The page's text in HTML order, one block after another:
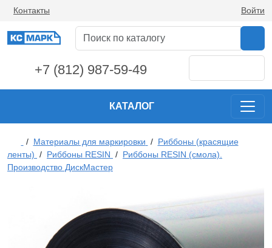
Контакты Войти
+7 (812) 987-59-49
КАТАЛОГ
/ Материалы для маркировки / Риббоны (красящие
ленты) / Риббоны RESIN / Риббоны RESIN (смола).
Производство ДискМастер